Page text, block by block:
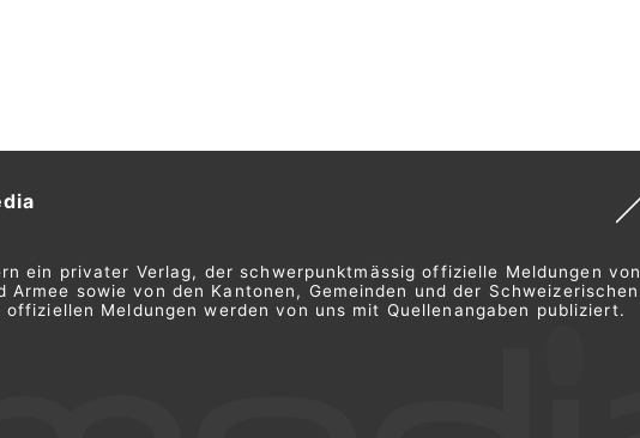
ein privater Verlag, der schwerpunktmässig offizielle Meldungen von
Armee sowie von den Kantonen, Gemeinden und der Schweizerischen
Meldungen werden von uns mit Quellenangaben publiziert.